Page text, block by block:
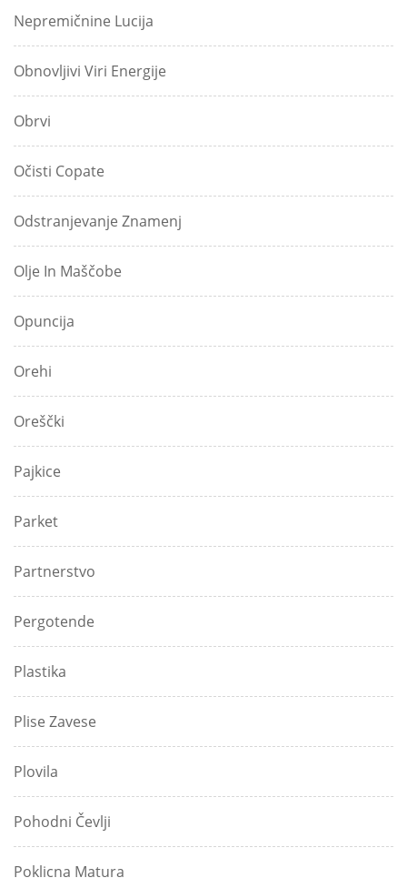
Nepremičnine Lucija
Obnovljivi Viri Energije
Obrvi
Očisti Copate
Odstranjevanje Znamenj
Olje In Maščobe
Opuncija
Orehi
Oreščki
Pajkice
Parket
Partnerstvo
Pergotende
Plastika
Plise Zavese
Plovila
Pohodni Čevlji
Poklicna Matura